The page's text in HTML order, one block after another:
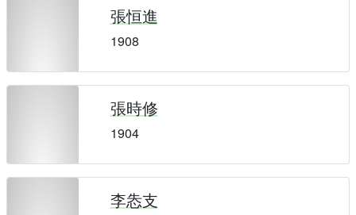
張恒進
1908
張時修
1904
李怣支